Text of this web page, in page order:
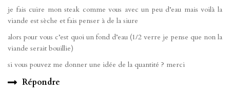
je fais cuire mon steak comme vous avec un peu d’eau mais voilà la
viande est sèche et fais penser à de la siure
alors pour vous c’est quoi un fond d’eau (1/2 verre je pense que non la
viande serait bouillie)
si vous pouvez me donner une idée de la quantité ? merci
Répondre